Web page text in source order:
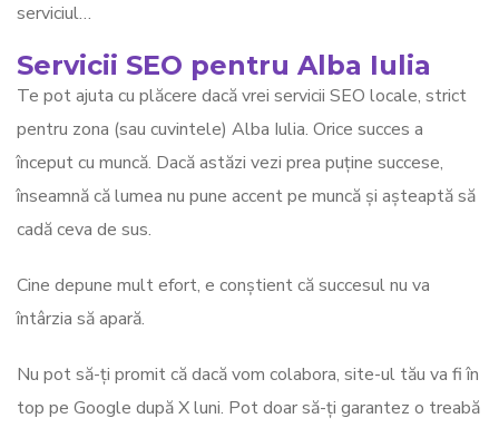
serviciul…
Servicii SEO pentru Alba Iulia
Te pot ajuta cu plăcere dacă vrei servicii SEO locale, strict
pentru zona (sau cuvintele) Alba Iulia. Orice succes a
început cu muncă. Dacă astăzi vezi prea puține succese,
înseamnă că lumea nu pune accent pe muncă și așteaptă să
cadă ceva de sus.
Cine depune mult efort, e conștient că succesul nu va
întârzia să apară.
Nu pot să-ți promit că dacă vom colabora, site-ul tău va fi în
top pe Google după X luni. Pot doar să-ți garantez o treabă